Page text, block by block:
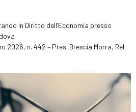
in Diritto dell’Economia presso
n. 442 – Pres. Brescia Morra, Rel.